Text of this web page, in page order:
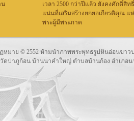
น
เวลา 2500 กว่าปีแล้ว ยังคงศักดิ์สิท
แน่นที่เสริมสร้างยกยอเกียรติคุณ แ
พระผู้มีพระภาค
หมาย © 2552 ห้ามนำภาพพระพุทธรูปหินอ่อนขา
วัดป่าภูก้อน บ้านนาคำใหญ่ ตำบลบ้านก้อง อำเภอนา